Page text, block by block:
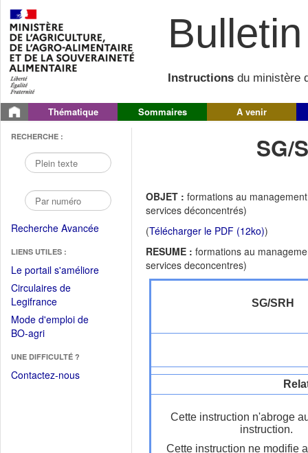
Instructions du ministère
Thématique Sommaires A venir
RECHERCHE :
Recherche Avancée
LIENS UTILES :
Le portail s'améliore(Fichier
Circulaires de
Legifrance(Ouvrir
dans
une
fenêtre)
Mode d'emploi de
BO-agri(Ouvrir
une
nouvelle
UNE DIFFICULTÉ ?
Contactez-nous
SG/
OBJET : formations au
services déconcentrés)
(Télécharger le PDF (12ko))
RESUME : formations au
services deconcentres)
SG/SRH
Cette instruction n'abroge
instruction.
Cette instruction ne modifie